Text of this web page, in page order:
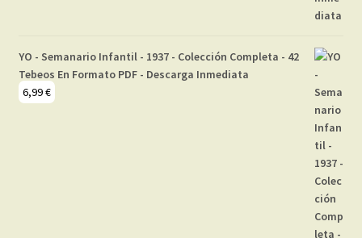
YO - Semanario Infantil - 1937 - Colección Completa - 42
Tebeos En Formato PDF - Descarga Inmediata
6,99€